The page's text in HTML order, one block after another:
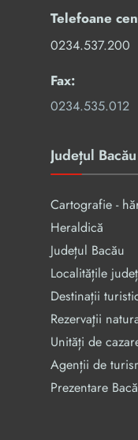
Telefoane
0234.537.200
Fax:
0234.535.012
Județul Bacău
Cartografie -
Heraldică
Județul Bacău
Localitățile
Destinații
Rezervaţii
Unități de
Agenții de
Prezentare